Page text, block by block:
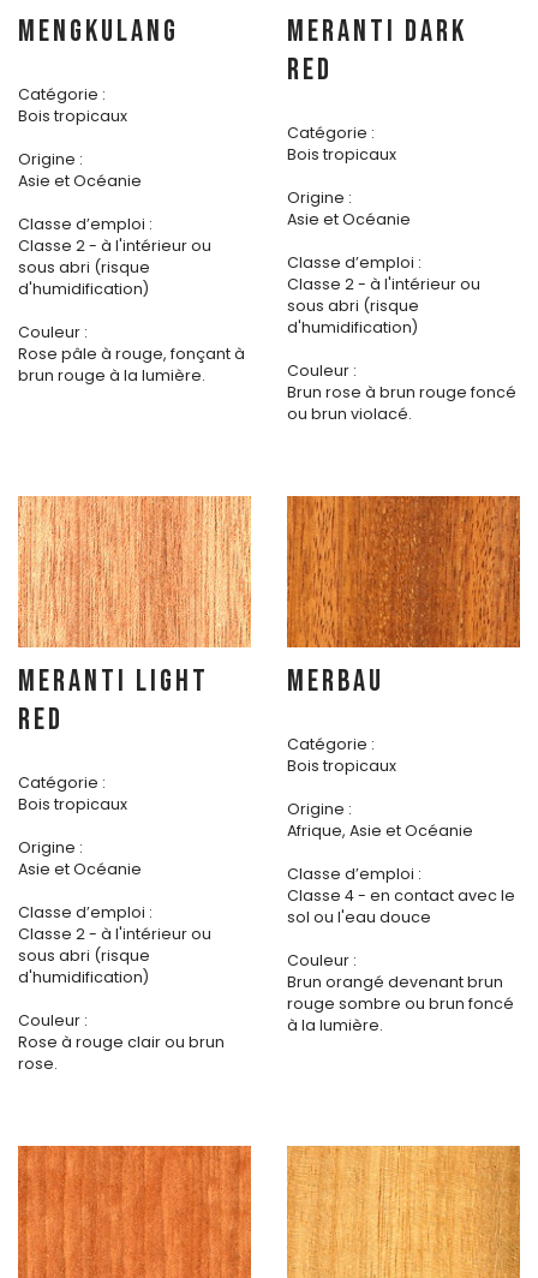
MENGKULANG
Catégorie :
Bois tropicaux
Origine :
Asie et Océanie
Classe d’emploi :
Classe 2 - à l'intérieur ou
sous abri (risque
d'humidification)
Couleur :
Rose pâle à rouge, fonçant à
brun rouge à la lumière.
MERANTI DARK
RED
Catégorie :
Bois tropicaux
Origine :
Asie et Océanie
Classe d’emploi :
Classe 2 - à l'intérieur ou
sous abri (risque
d'humidification)
Couleur :
Brun rose à brun rouge foncé
ou brun violacé.
MERANTI LIGHT
RED
Catégorie :
Bois tropicaux
Origine :
Asie et Océanie
Classe d’emploi :
Classe 2 - à l'intérieur ou
sous abri (risque
d'humidification)
Couleur :
Rose à rouge clair ou brun
rose.
MERBAU
Catégorie :
Bois tropicaux
Origine :
Afrique, Asie et Océanie
Classe d’emploi :
Classe 4 - en contact avec le
sol ou l'eau douce
Couleur :
Brun orangé devenant brun
rouge sombre ou brun foncé
à la lumière.